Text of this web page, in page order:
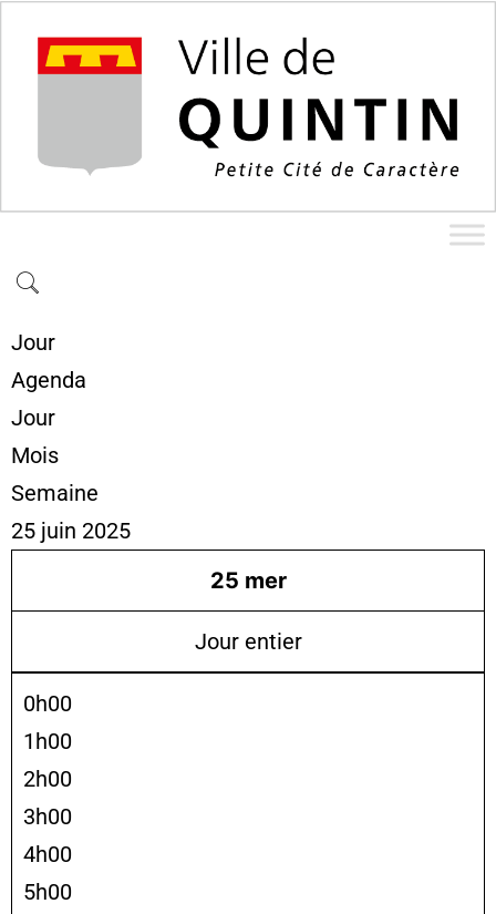
Jour
Agenda
Jour
Mois
Semaine
25 juin 2025
25 mer
Jour entier
0h00
1h00
2h00
3h00
4h00
5h00